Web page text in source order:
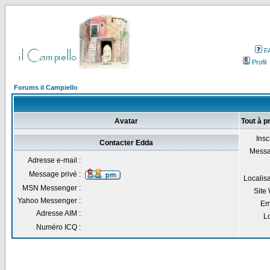
Profil
Forums il Campiello
Avatar Tout à
Site
Contacter Edda
Adresse e-mail :
Message privé :
MSN Messenger :
Yahoo Messenger :
Adresse AIM :
Numéro ICQ :